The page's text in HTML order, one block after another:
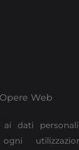
Web
dati personali